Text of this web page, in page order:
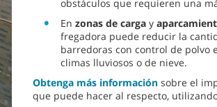
obstáculos que requieren una
En zonas de carga y
fregadora puede reducir la
barredoras con control de polvo
climas lluviosos o de nieve.
Obtenga más información sobre el
que puede hacer al respecto,